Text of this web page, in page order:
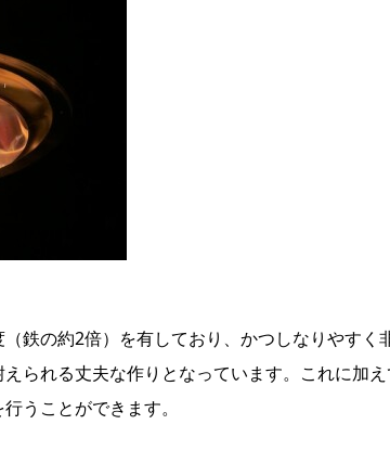
鉄の約2倍）を有しており、かつしなりやすく
られる丈夫な作りとなっています。これに加
うことができます。